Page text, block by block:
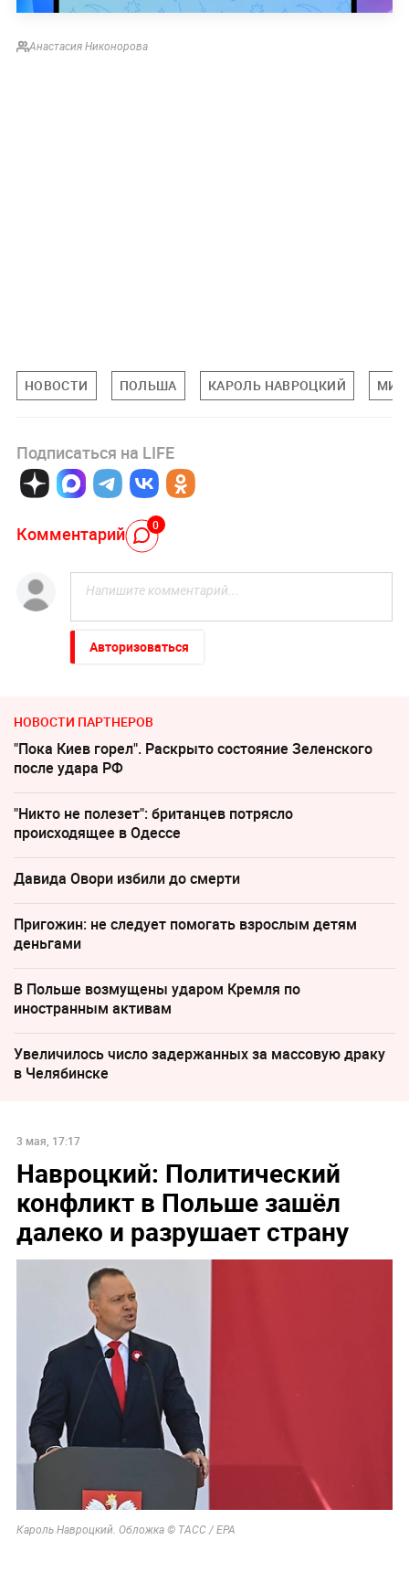
Анастасия Никонорова
НОВОСТИ ПОЛЬША КАРОЛЬ НАВРОЦКИЙ
Подписаться на LIFE
Комментарий 0
Авторизоваться
НОВОСТИ ПАРТНЕРОВ
"Пока Киев горел". Раскрыто состояние Зеленского
после удара РФ
"Никто не полезет": британцев потрясло
происходящее в Одессе
Давида Овори избили до смерти
Пригожин: не следует помогать взрослым детям
деньгами
В Польше возмущены ударом Кремля по
иностранным активам
Увеличилось число задержанных за массовую драку
в Челябинске
3 мая, 17:17
Навроцкий: Политический
конфликт в Польше зашёл
далеко и разрушает страну
Кароль Навроцкий. Обложка © ТАСС / ЕРА